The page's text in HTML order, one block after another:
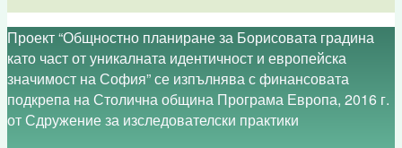
Проект “Общностно планиране за Борисовата градина
като част от уникалната идентичност и европейска
значимост на София” се изпълнява с финансовата
подкрепа на Столична община Програма Европа, 2016 г.
от Сдружение за изследователски практики